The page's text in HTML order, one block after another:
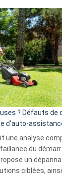
GitHub
choisir
une
caméra
de
?
5
de
la
S330
eufy
? Défauts de
d’auto-
une analyse
du
un
ciblées,